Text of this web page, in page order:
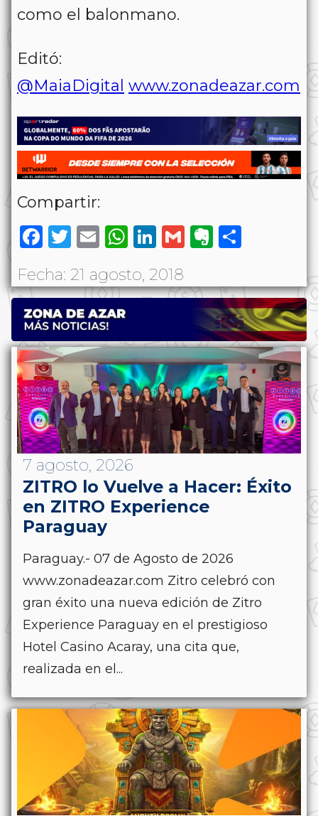
como el balonmano.
Editó:
@MaiaDigital www.zonadeazar.com
Compartir:
Facebook
Twitter
EmailWhatsApp
LinkedIn
GmailEvernote
Fecha: 21 agosto, 2018
7 agosto, 2026
ZITRO lo Vuelve a Hacer: Éxito
en ZITRO Experience
Paraguay
Paraguay.- 07 de Agosto de 2026
www.zonadeazar.com Zitro celebró con
gran éxito una nueva edición de Zitro
Experience Paraguay en el prestigioso
Hotel Casino Acaray, una cita que,
realizada en el...